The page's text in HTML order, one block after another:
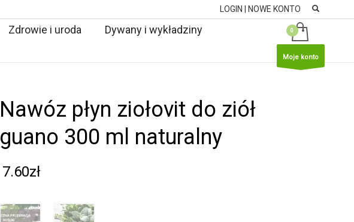
LOGIN | NOWE KONTO
Zdrowie i uroda
Dywany i wykładziny
Moje konto
nawóz płyn ziołovit do ziół
guano 300 ml naturalny
7.60zł